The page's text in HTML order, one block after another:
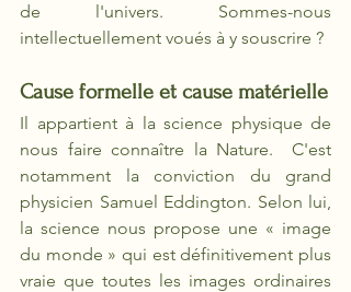
de l'univers. Sommes-nous
intellectuellement voués à y souscrire ?
Cause formelle et cause matérielle
Il appartient à la science physique de
nous faire connaître la Nature.  C'est
notamment la conviction du grand
physicien Samuel Eddington. Selon lui,
la science nous propose une « image
du monde » qui est définitivement plus
vraie que toutes les images ordinaires